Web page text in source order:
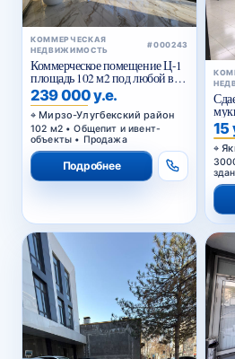
КОММЕРЧЕСКАЯ
НЕДВИЖИМОСТЬ
#000243
Коммерческое помещение Ц-1
площадь 102 м2 под любой вид
коммерции 1 этаж
239 000 у.е.
Мирзо-Улугбекский район
102 м2 • Общепит и ивент-
объекты • Продажа
Подробнее
15